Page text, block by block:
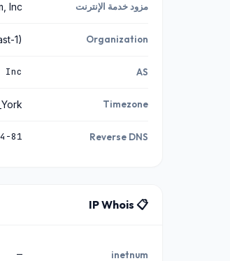
مزود خدمة الإنترنت Inc.
Organization
1)
AS
Inc.
Timezone
Reverse DNS
📋 IP Whois
inetnum
—